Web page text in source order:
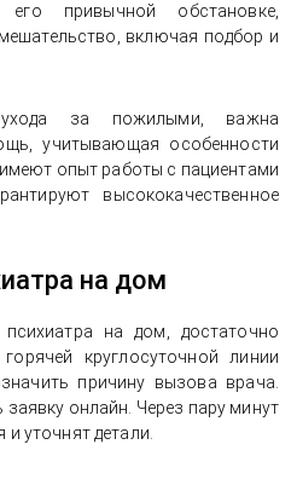
привычной обстановке,
включая подбор и
за пожилыми, важна
учитывающая особенности
опыт работы с пациентами
высококачественное
на дом
на дом, достаточно
круглосуточной линии
причину вызова врача.
онлайн. Через пару минут
уточнят детали.